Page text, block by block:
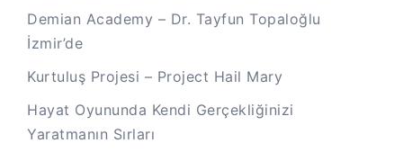
Demian Academy – Dr. Tayfun Topaloğlu
İzmir’de
Kurtuluş Projesi – Project Hail Mary
Hayat Oyununda Kendi Gerçekliğinizi
Yaratmanın Sırları